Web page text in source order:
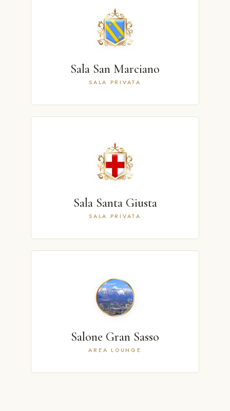
Sala San Marciano
SALA PRIVATA
Sala Santa Giusta
SALA PRIVATA
Salone Gran Sasso
AREA LOUNGE